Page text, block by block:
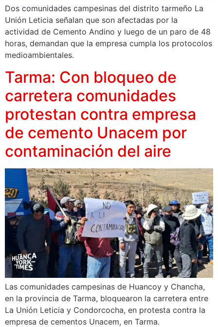
Dos comunidades campesinas del distrito tarmeño La
Unión Leticia señalan que son afectadas por la
actividad de Cemento Andino y luego de un paro de 48
horas, demandan que la empresa cumpla los protocolos
medioambientales.
Tarma: Con bloqueo de
carretera comunidades
protestan contra empresa
de cemento Unacem por
contaminación del aire
Las comunidades campesinas de Huancoy y Chancha,
en la provincia de Tarma, bloquearon la carretera entre
La Unión Leticia y Condorcocha, en protesta contra la
empresa de cementos Unacem, en Tarma.